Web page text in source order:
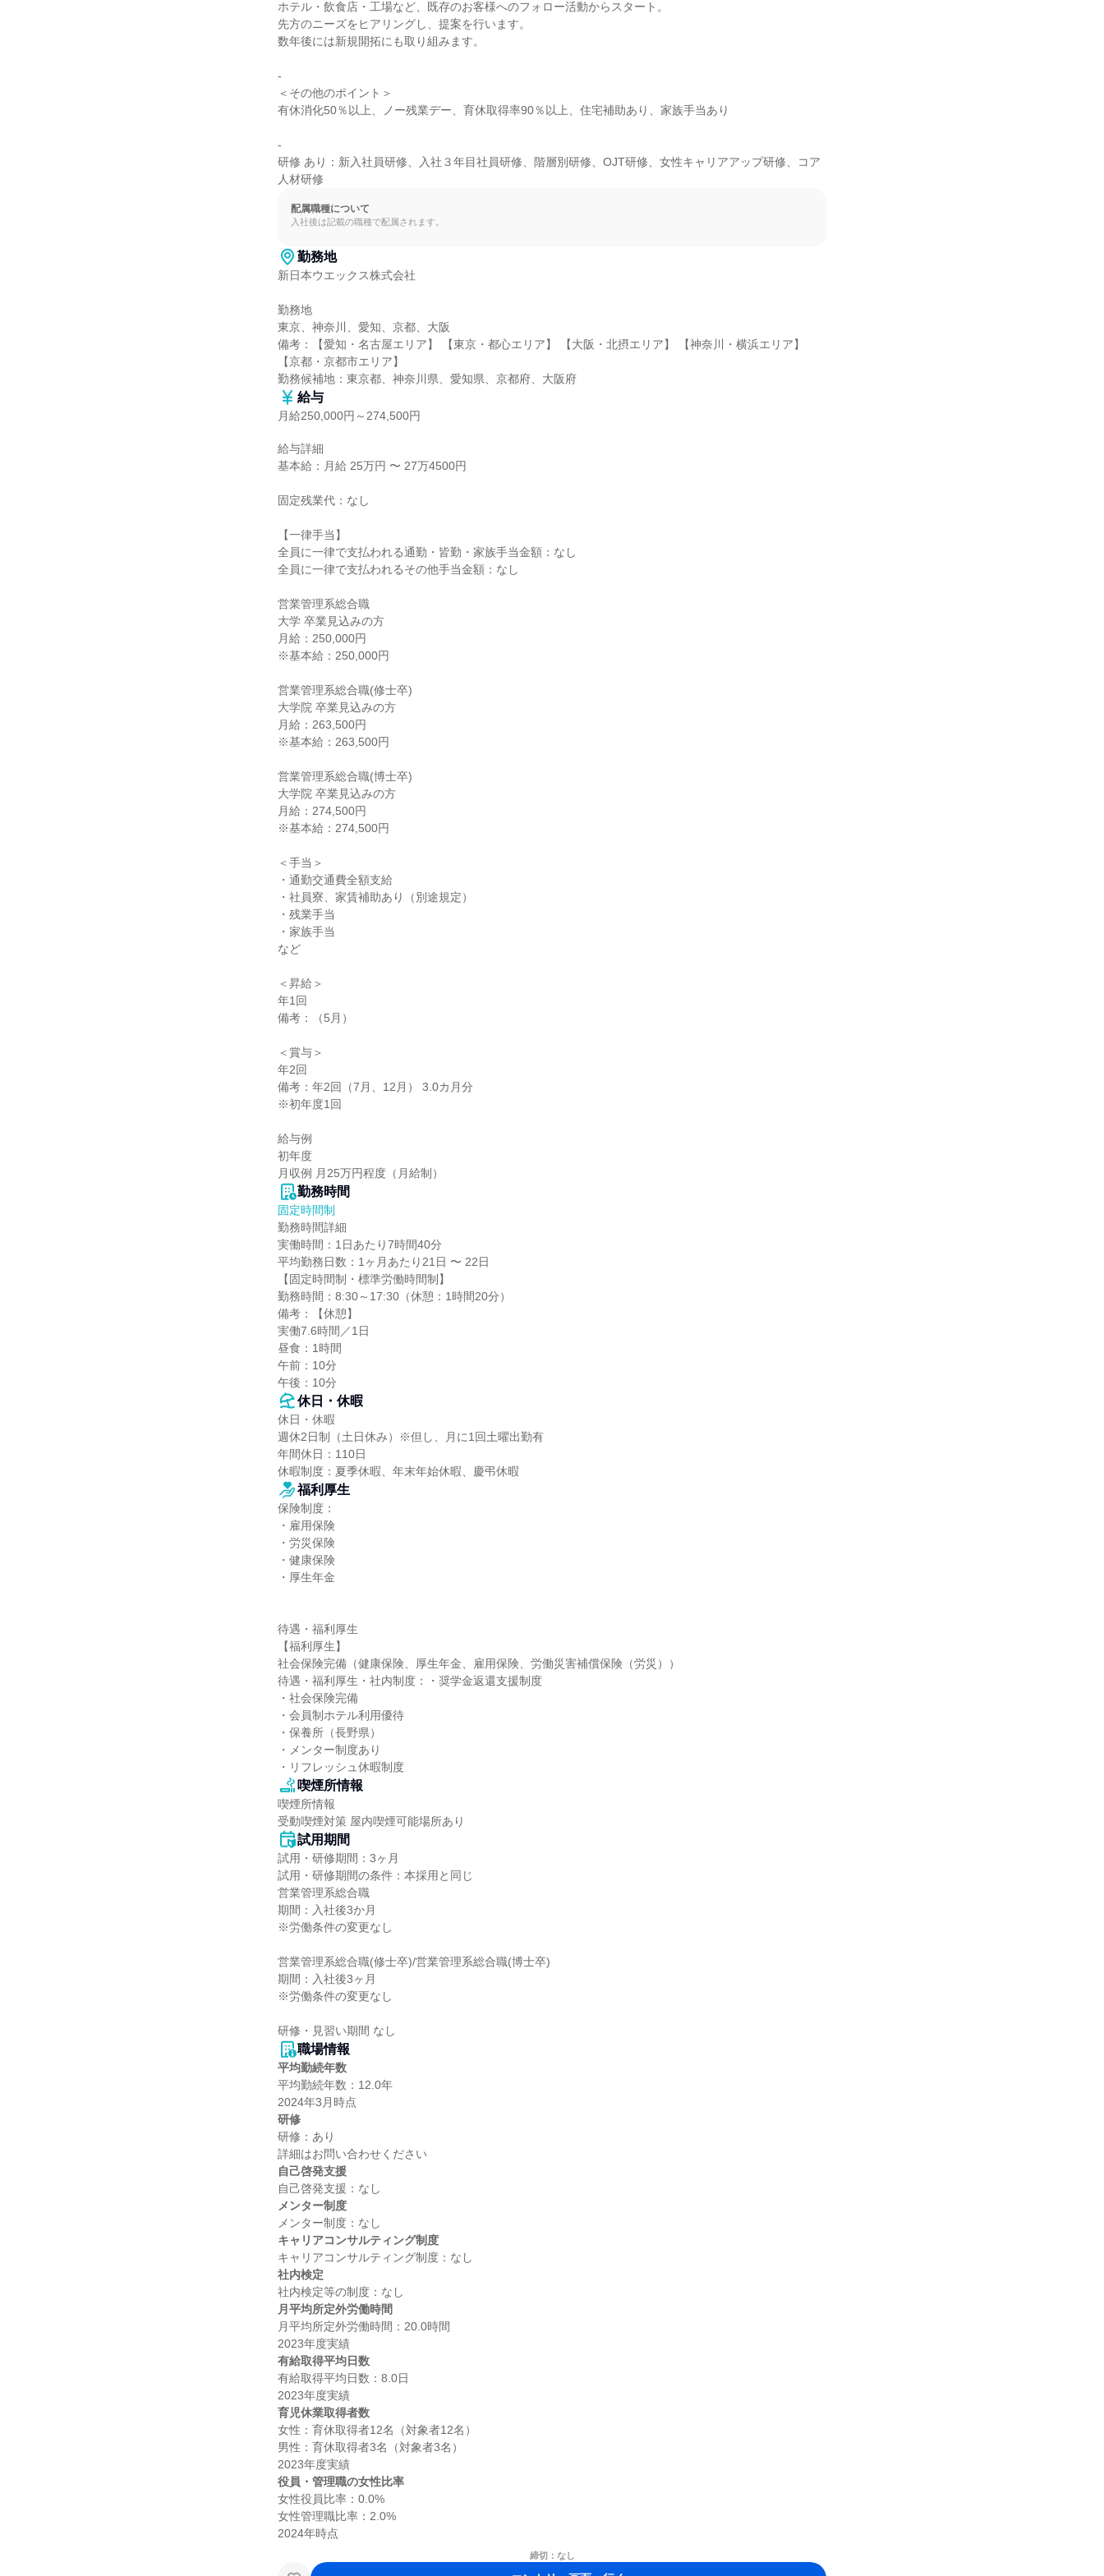
ホテル・飲食店・工場など、既存のお客様へのフォロー活動からスタート。
先方のニーズをヒアリングし、提案を行います。
数年後には新規開拓にも取り組みます。
-
＜その他のポイント＞
有休消化50％以上、ノー残業デー、育休取得率90％以上、住宅補助あり、家族手当あり
-
研修 あり：新入社員研修、入社３年目社員研修、階層別研修、OJT研修、女性キャリアアップ研修、コア
人材研修
配属職種について
入社後は記載の職種で配属されます。
勤務地
新日本ウエックス株式会社
勤務地
東京、神奈川、愛知、京都、大阪
備考：【愛知・名古屋エリア】 【東京・都心エリア】 【大阪・北摂エリア】 【神奈川・横浜エリア】
【京都・京都市エリア】
勤務候補地：東京都、神奈川県、愛知県、京都府、大阪府
給与
月給250,000円～274,500円
給与詳細
基本給：月給 25万円 〜 27万4500円
固定残業代：なし
【一律手当】
全員に一律で支払われる通勤・皆勤・家族手当金額：なし
全員に一律で支払われるその他手当金額：なし
営業管理系総合職
大学 卒業見込みの方
月給：250,000円
※基本給：250,000円
営業管理系総合職(修士卒)
大学院 卒業見込みの方
月給：263,500円
※基本給：263,500円
営業管理系総合職(博士卒)
大学院 卒業見込みの方
月給：274,500円
※基本給：274,500円
＜手当＞
・通勤交通費全額支給
・社員寮、家賃補助あり（別途規定）
・残業手当
・家族手当
など
＜昇給＞
年1回
備考：（5月）
＜賞与＞
年2回
備考：年2回（7月、12月） 3.0カ月分
※初年度1回
給与例
初年度
月収例 月25万円程度（月給制）
勤務時間
固定時間制
勤務時間詳細
実働時間：1日あたり7時間40分
平均勤務日数：1ヶ月あたり21日 〜 22日
【固定時間制・標準労働時間制】
勤務時間：8:30～17:30（休憩：1時間20分）
備考：【休憩】
実働7.6時間／1日
昼食：1時間
午前：10分
午後：10分
休日・休暇
休日・休暇
週休2日制（土日休み）※但し、月に1回土曜出勤有
年間休日：110日
休暇制度：夏季休暇、年末年始休暇、慶弔休暇
福利厚生
保険制度：
・雇用保険
・労災保険
・健康保険
・厚生年金
待遇・福利厚生
【福利厚生】
社会保険完備（健康保険、厚生年金、雇用保険、労働災害補償保険（労災））
待遇・福利厚生・社内制度：・奨学金返還支援制度
・社会保険完備
・会員制ホテル利用優待
・保養所（長野県）
・メンター制度あり
・リフレッシュ休暇制度
喫煙所情報
喫煙所情報
受動喫煙対策 屋内喫煙可能場所あり
試用期間
試用・研修期間：3ヶ月
試用・研修期間の条件：本採用と同じ
営業管理系総合職
期間：入社後3か月
※労働条件の変更なし
営業管理系総合職(修士卒)/営業管理系総合職(博士卒)
期間：入社後3ヶ月
※労働条件の変更なし
職場情報
平均勤続年数
平均勤続年数：12.0年
研修
研修：あり
自己啓発支援
メンター制度
キャリアコンサルティング制度
社内検定
月平均所定外労働時間
月平均所定外労働時間：20.0時間
有給取得平均日数
有給取得平均日数：8.0日
育児休業取得者数
女性：育休取得者12名（対象者12名）
男性：育休取得者3名（対象者3名）
役員・管理職の女性比率
女性役員比率：0.0%
女性管理職比率：2.0%
締切：なし